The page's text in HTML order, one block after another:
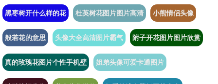
黑枣树开什么样的花 杜英树花图片图片高清 小熊情侣头像
般若花的意思 头像大全高清图片霸气 附子开花图片图片欣赏
真的玫瑰花图片个性手机壁 姐弟头像可爱卡通图片